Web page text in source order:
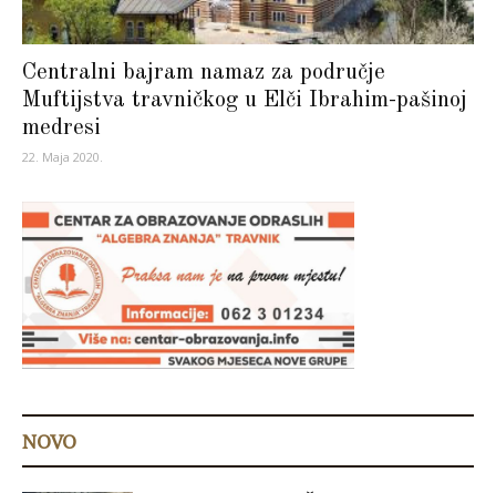
Centralni bajram namaz za područje
Muftijstva travničkog u Elči Ibrahim-pašinoj
medresi
22. Maja 2020.
NOVO